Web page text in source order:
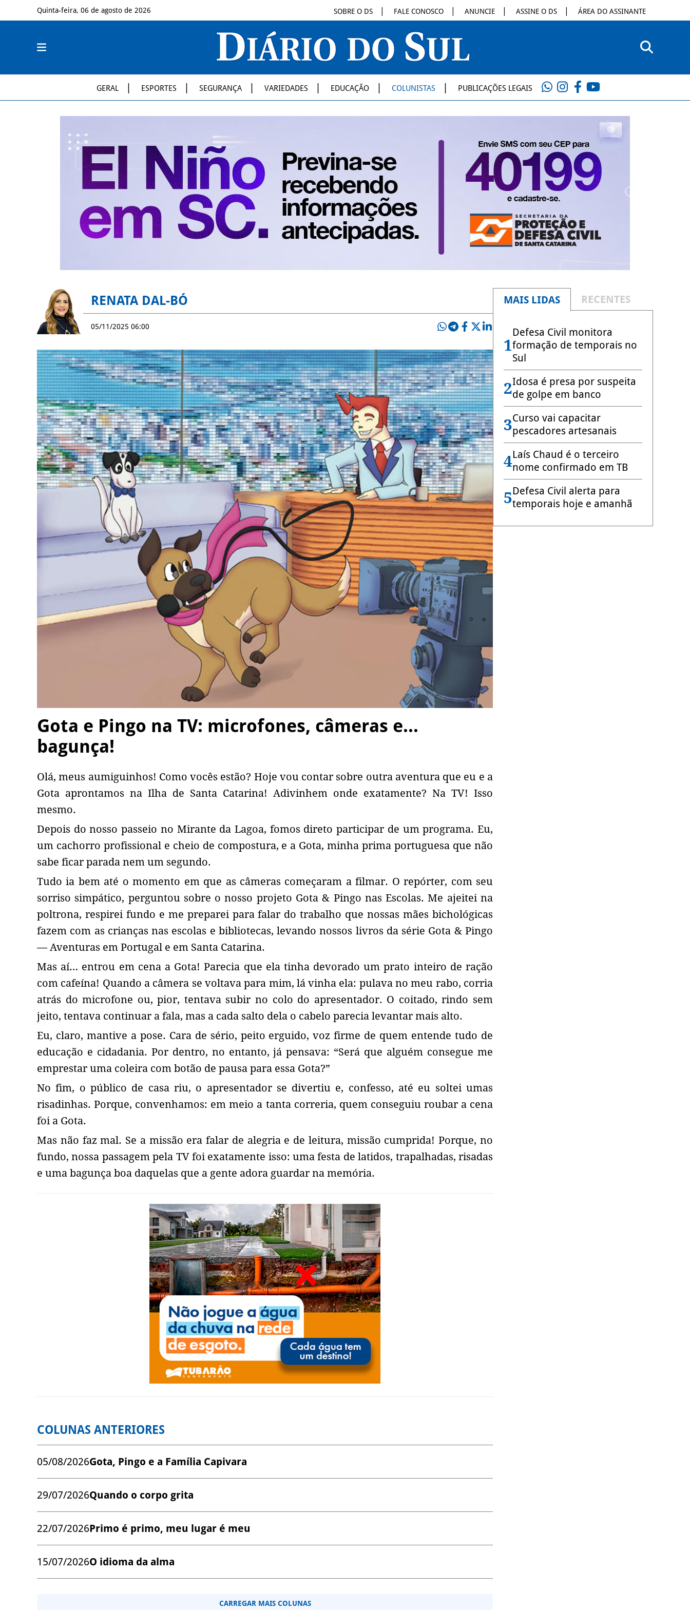
Quinta-feira, 06 de agosto de 2026 SOBRE O DS FALE CONOSCO ANUNCIE ASSINE O DS ÁREA DO ASSINANTE
GERAL ESPORTES SEGURANÇA VARIEDADES EDUCAÇÃO COLUNISTAS PUBLICAÇÕES LEGAIS
RENATA DAL-BÓ
05/11/2025 06:00
Gota e Pingo na TV: microfones, câmeras e…
bagunça!
Olá, meus aumiguinhos! Como vocês estão? Hoje vou contar sobre outra aventura que eu e a
Gota aprontamos na Ilha de Santa Catarina! Adivinhem onde exatamente? Na TV! Isso
mesmo.
Depois do nosso passeio no Mirante da Lagoa, fomos direto participar de um programa. Eu,
um cachorro profissional e cheio de compostura, e a Gota, minha prima portuguesa que não
sabe ficar parada nem um segundo.
Tudo ia bem até o momento em que as câmeras começaram a filmar. O repórter, com seu
sorriso simpático, perguntou sobre o nosso projeto Gota & Pingo nas Escolas. Me ajeitei na
poltrona, respirei fundo e me preparei para falar do trabalho que nossas mães bichológicas
fazem com as crianças nas escolas e bibliotecas, levando nossos livros da série Gota & Pingo
— Aventuras em Portugal e em Santa Catarina.
Mas aí… entrou em cena a Gota! Parecia que ela tinha devorado um prato inteiro de ração
com cafeína! Quando a câmera se voltava para mim, lá vinha ela: pulava no meu rabo, corria
atrás do microfone ou, pior, tentava subir no colo do apresentador. O coitado, rindo sem
jeito, tentava continuar a fala, mas a cada salto dela o cabelo parecia levantar mais alto.
Eu, claro, mantive a pose. Cara de sério, peito erguido, voz firme de quem entende tudo de
educação e cidadania. Por dentro, no entanto, já pensava: “Será que alguém consegue me
emprestar uma coleira com botão de pausa para essa Gota?”
No fim, o público de casa riu, o apresentador se divertiu e, confesso, até eu soltei umas
risadinhas. Porque, convenhamos: em meio a tanta correria, quem conseguiu roubar a cena
foi a Gota.
Mas não faz mal. Se a missão era falar de alegria e de leitura, missão cumprida! Porque, no
fundo, nossa passagem pela TV foi exatamente isso: uma festa de latidos, trapalhadas, risadas
e uma bagunça boa daquelas que a gente adora guardar na memória.
COLUNAS ANTERIORES
05/08/2026Gota, Pingo e a Família Capivara
29/07/2026Quando o corpo grita
22/07/2026Primo é primo, meu lugar é meu
15/07/2026O idioma da alma
CARREGAR MAIS COLUNAS
MAIS LIDAS RECENTES
1
Defesa Civil monitora
formação de temporais no
Sul
2Idosa é presa por suspeita
de golpe em banco
3Curso vai capacitar
pescadores artesanais
4Laís Chaud é o terceiro
nome confirmado em TB
5Defesa Civil alerta para
temporais hoje e amanhã